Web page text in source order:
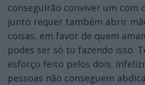
conseguirão conviver um com
junto requer também abrir
coisas, em favor de quem
podes ser só tu fazendo isso.
esforço feito pelos dois.
pessoas não conseguem